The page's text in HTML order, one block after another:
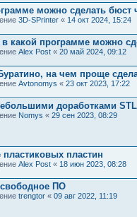
можно сделать бюст
3D-SPrinter « 14 окт 2024, 15:24
в какой программе можно
Alex Post « 20 май 2024, 09:12
на чем проще
Avtonomys « 23 окт 2023, 17:22
доработками STL
Nomys « 29 сен 2023, 08:29
пластин
Alex Post « 18 июн 2023, 08:28
ПО
trengtor « 09 авг 2022, 11:19